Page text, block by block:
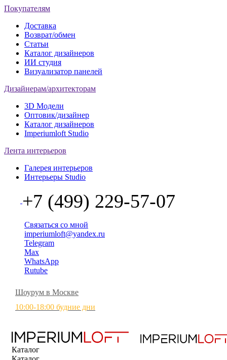
Покупателям
Доставка
Возврат/обмен
Статьи
Каталог дизайнеров
ИИ студия
Визуализатор панелей
Дизайнерам/архитекторам
3D Модели
Оптовик/дизайнер
Каталог дизайнеров
Imperiumloft Studio
Лента интерьеров
Галерея интерьеров
Интерьеры Studio
+7 (499) 229-57-07
Связаться со мной
imperiumloft@yandex.ru
Telegram
Max
WhatsApp
Rutube
Шоурум в Москве
10:00-18:00 будние дни
Каталог